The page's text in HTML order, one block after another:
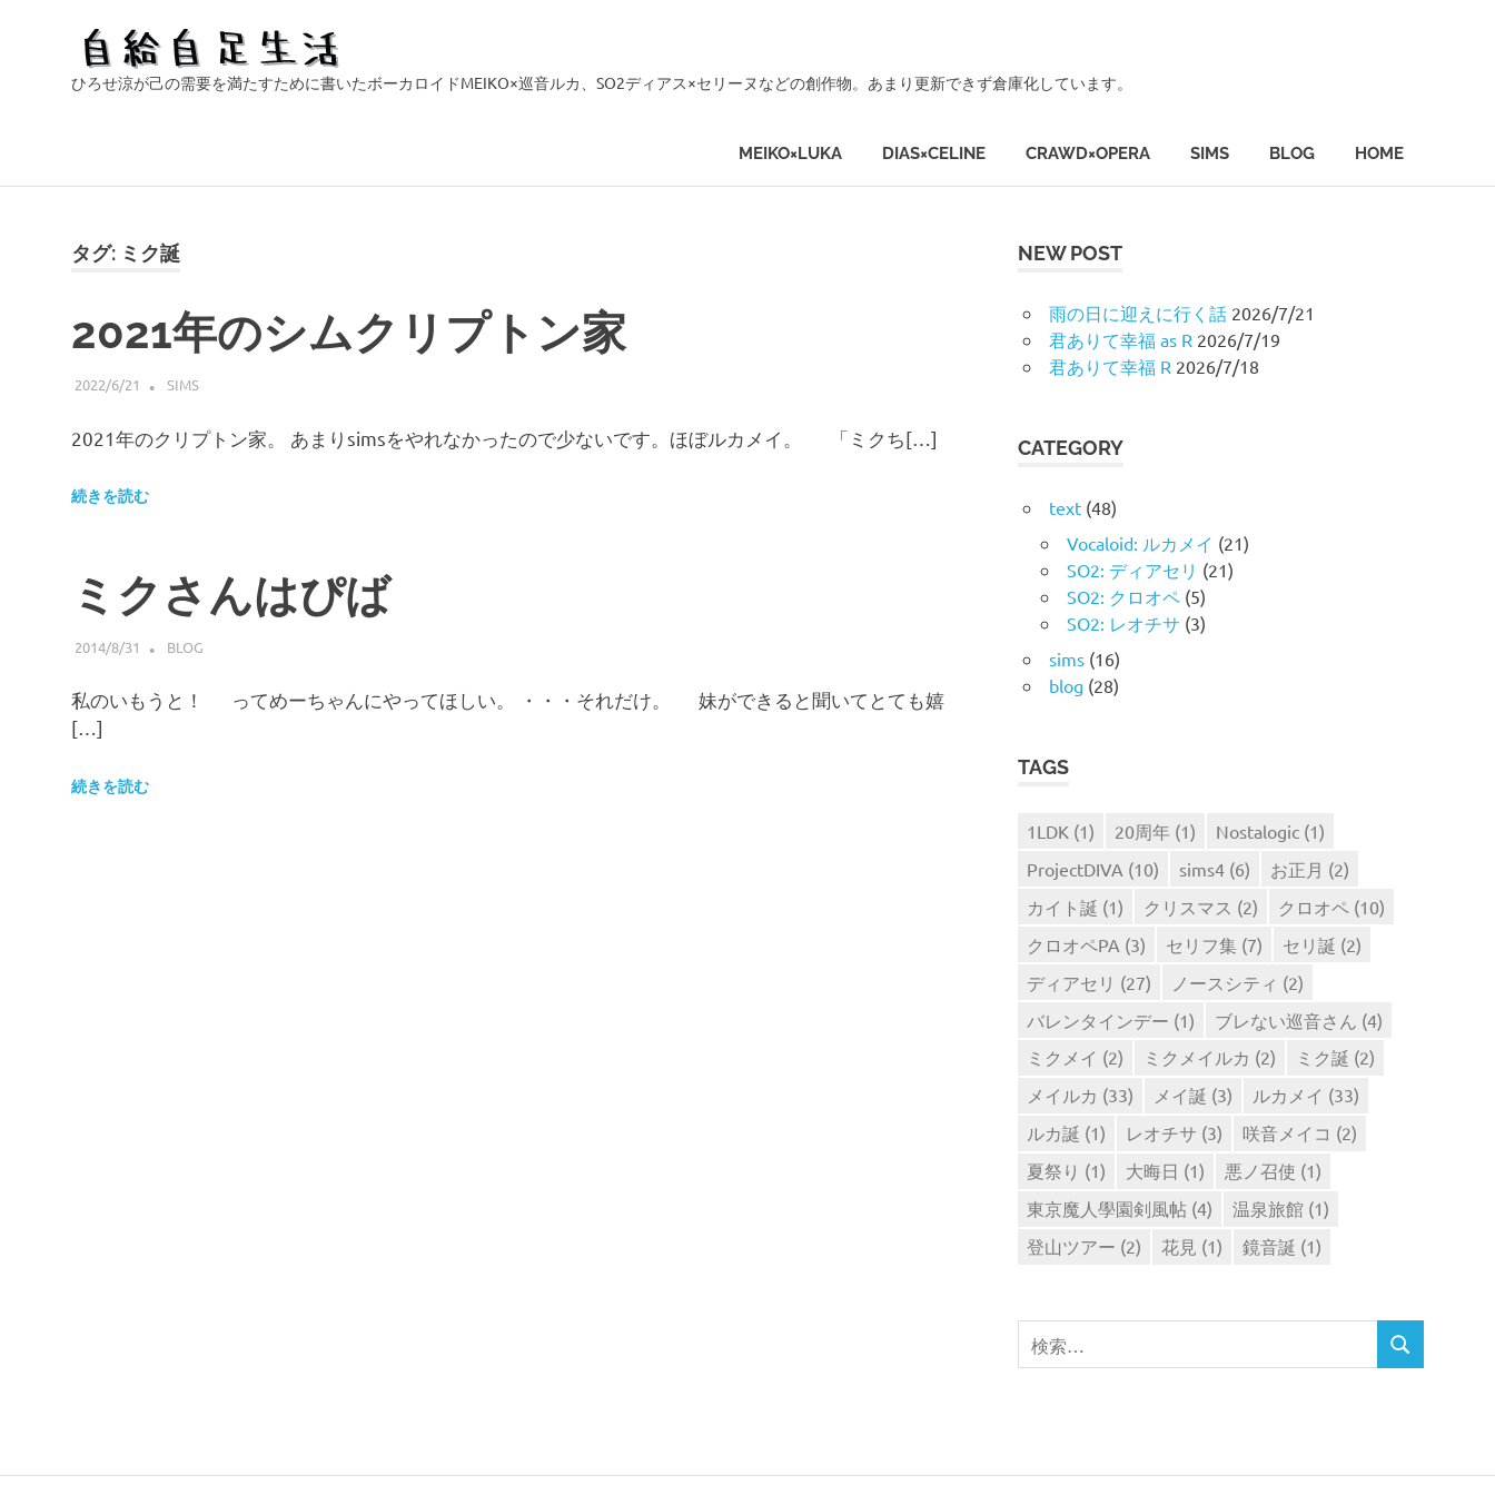
自
生
活
ひろせ涼が己の需要を満たすために書いたボーカロイドMEIKO×巡音ルカ、SO2ディアス×セリーヌなどの創作物。あまり更新できず倉庫化しています。
MEIKO×LUKA DIAS×CELINE CRAWD×OPERA SIMS BLOG HOME
タグ: ミク誕
2021年のシムクリプトン家
2022/6/21 HIROSERYO
SIMS
2021年のクリプトン家。 あまりsimsをやれなかったので少ないです。ほぼルカメイ。 「ミクち[…]
続きを読む
ミクさんはぴば
2014/8/31 HIROSERYO
BLOG
私のいもうと！ ってめーちゃんにやってほしい。 ・・・それだけ。 妹ができると聞いてとても嬉
[…]
続きを読む
NEW POST
雨の日に迎えに行く話 2026/7/21
君ありて幸福 as R 2026/7/19
君ありて幸福 R 2026/7/18
CATEGORY
text (48)
Vocaloid: ルカメイ (21)
SO2: ディアセリ (21)
SO2: クロオペ (5)
SO2: レオチサ (3)
sims (16)
blog (28)
TAGS
1LDK (1) 20周年 (1) Nostalogic (1)
ProjectDIVA (10) sims4 (6) お正月 (2)
カイト誕 (1) クリスマス (2) クロオペ (10)
クロオペPA (3) セリフ集 (7) セリ誕 (2)
ディアセリ (27) ノースシティ (2)
バレンタインデー (1) ブレない巡音さん (4)
ミクメイ (2) ミクメイルカ (2) ミク誕 (2)
メイルカ (33) メイ誕 (3) ルカメイ (33)
ルカ誕 (1) レオチサ (3) 咲音メイコ (2)
夏祭り (1) 大晦日 (1) 悪ノ召使 (1)
東京魔人學園剣風帖 (4) 温泉旅館 (1)
登山ツアー (2) 花見 (1) 鏡音誕 (1)
検
索
検